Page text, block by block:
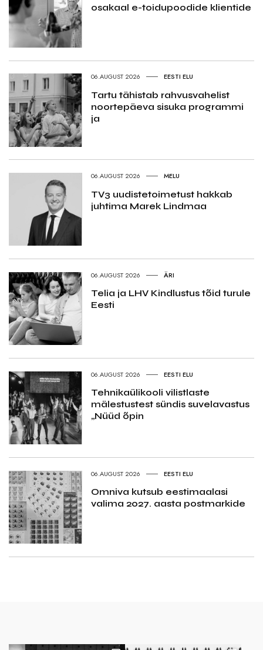
osakaal e-toidupoodide klientide
06.AUGUST 2026 EESTI ELU
Tartu tähistab rahvusvahelist
noortepäeva sisuka programmi
ja
06.AUGUST 2026 MELU
TV3 uudistetoimetust hakkab
juhtima Marek Lindmaa
06.AUGUST 2026 ÄRI
Telia ja LHV Kindlustus tõid turule
Eesti
06.AUGUST 2026 EESTI ELU
Tehnikaülikooli vilistlaste
mälestustest sündis suvelavastus
„Nüüd õpin
06.AUGUST 2026 EESTI ELU
Omniva kutsub eestimaalasi
valima 2027. aasta postmarkide